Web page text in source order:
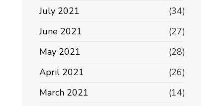
July 2021
(34)
June 2021
(27)
May 2021
(28)
April 2021
(26)
March 2021
(14)